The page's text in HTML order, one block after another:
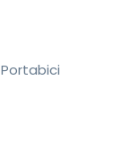
Portabici